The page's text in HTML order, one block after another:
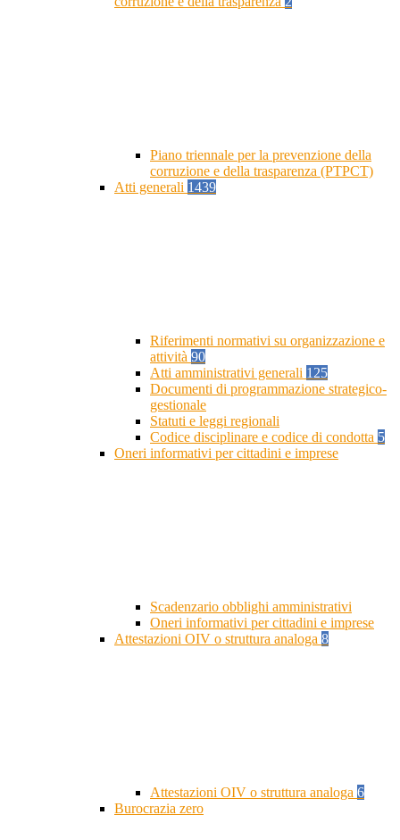
Piano triennale per la prevenzione della
corruzione e della trasparenza (PTPCT)
Atti generali 1439
Riferimenti normativi su organizzazione e
attività 90
Atti amministrativi generali 125
Documenti di programmazione strategico-
gestionale
Statuti e leggi regionali
Codice disciplinare e codice di condotta 5
Oneri informativi per cittadini e imprese
Scadenzario obblighi amministrativi
Oneri informativi per cittadini e imprese
Attestazioni OIV o struttura analoga 8
Attestazioni OIV o struttura analoga 6
Burocrazia zero